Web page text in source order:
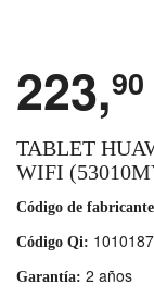
223,90
TABLET
WIFI
Código de
Código Qi:
Garantía: 2 años